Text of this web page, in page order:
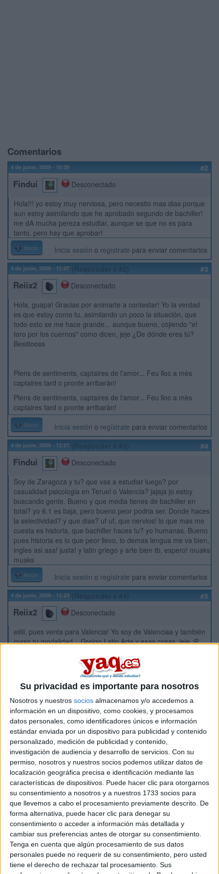
Su privacidad es importante para nosotros
Nosotros y nuestros socios almacenamos y/o accedemos a
información en un dispositivo, como cookies, y procesamos
datos personales, como identificadores únicos e información
estándar enviada por un dispositivo para publicidad y contenido
personalizado, medición de publicidad y contenido,
investigación de audiencia y desarrollo de servicios. Con su
permiso, nosotros y nuestros socios podemos utilizar datos de
localización geográfica precisa e identificación mediante las
características de dispositivos. Puede hacer clic para otorgarnos
su consentimiento a nosotros y a nuestros 1733 socios para
que llevemos a cabo el procesamiento previamente descrito. De
forma alternativa, puede hacer clic para denegar su
consentimiento o acceder a información más detallada y
cambiar sus preferencias antes de otorgar su consentimiento.
Tenga en cuenta que algún procesamiento de sus datos
personales puede no requerir de su consentimiento, pero usted
tiene el derecho de rechazar tal procesamiento. Sus
Comentarios
4 de junio, 2009 - 10:39 #2
Findui
Desconectado
Hola!!! yo estoy muy nerviosa, pero necesito mas dias porque
aun estoy asimilando que he aprobado segundo de bachiller!
me dA mucha pereza estudiar, aunque se que no es para
tanto, pero hay que aprobar!
Inicio Inicia sesión o regístrate para enviar comentarios
4 de junio, 2009 - 12:07 #3
Reiix2
Desconectado
Hola, guapa! Gracias por animarte a contestar! Yo la verdad
es que estoy como tu, asimilando un poco la situación, que
todo esto se me hace grande... aunque bueno, cojiendo "el
toro por los cuernos" como dicen, jeje ¿De dónde eres tú?
Besiitooss
Plens de sentiments, captaires de l'amor... Feu lloc a mès
captaires tard o pronte arribaràn!
Plens de sentiments, captaires de l'amor... Feu lloc a mès
captaires tard o pronte arribaràn!
Inicio Inicia sesión o regístrate para enviar comentarios
4 de junio, 2009 - 12:21 #4
Findui
Desconectado
Soy de Zaragoza y tu? que vas a estudiar luego? por
casualidad psicologia en Teruel o Valencia? jajaja jo estoy
buscando gente. Bueno y que media tienes de bachiller en
total? yo 6.1 es baja, pero bueno peor podria ser. Donde haces
la selectividad? y que dias? uf uf, que nervios! lo que mas me
cuesta es historia, que bachiller haces tu? yo humanas. Bueno
pues historia es lo que peor llevo, lo demas lengua me va bien,
ingles asi asa! justa! y latin griego y arte bien tb, espero! muaks
muaks
Inicio Inicia sesión o regístrate para enviar comentarios
4 de junio, 2009 - 13:23 #5
Reiix2
Desconectado
eiiiii, pues venta para Valencia! Yo soy de Valenciaa y también
curso tu modalidad... Greigo Latin Arte y esas cosas, jeje :P
lujo, yo también, me iré para la capital, que yo soy de un
pueblo, no es tan gran cambio, pero si k es, jeje Yo tengo de
media de bachiller un 7.2, pero vamos que un 6.1 esta muy
bien tambien!! Yo tenia pensado hacer historia pero vamoss,
que la uni esta al lado, jeje! Estaría bien! Yo ahora cuando
sepa la nota del selectivo y tal me pondré a buscar pisito a
ver que tal... O.O tu cuando decidiras??? Tengo la
selectividad del 9 al 11... ya lo tengo ahí... que miedo! :S
espero que salga todo biiien :D ¿Cómo van los nervios? jeje
:P tu que dia tienes la selec?? Besitos!! (KK')
Plens de sentiments, captaires de l'amor... Feu lloc a mès
captaires tard o pronte arribaràn!
Plens de sentiments, captaires de l'amor... Feu lloc a mès
captaires tard o pronte arribaràn!
Inicio Inicia sesiónoregístratepara enviar comentarios
4 de junio, 2009 - 13:30 (Responder a #5) #6
Findui
Desconectado